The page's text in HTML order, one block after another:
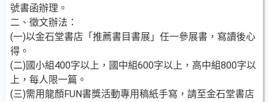
號書函辦理。
二、徵文辦法：
(一)以金石堂書店「推薦書目書展」任一參展書，寫讀後心
得。
(二)國小組400字以上，國中組600字以上，高中組800字以
上，每人限一篇。
(三)需用龍顏FUN書獎活動專用稿紙手寫，請至金石堂書店